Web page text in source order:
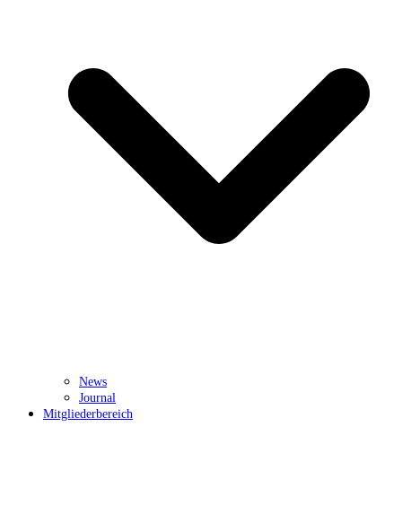
News
Journal
Mitgliederbereich